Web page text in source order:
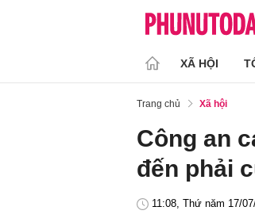
XÃ HỘI
Trang chủ Xã hội
Công an
đến phải
11:08, Thứ năm 17/